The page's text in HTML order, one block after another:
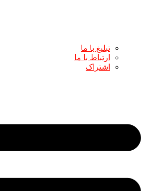
تبلیغ با ما
ارتباط با ما
اشتراک